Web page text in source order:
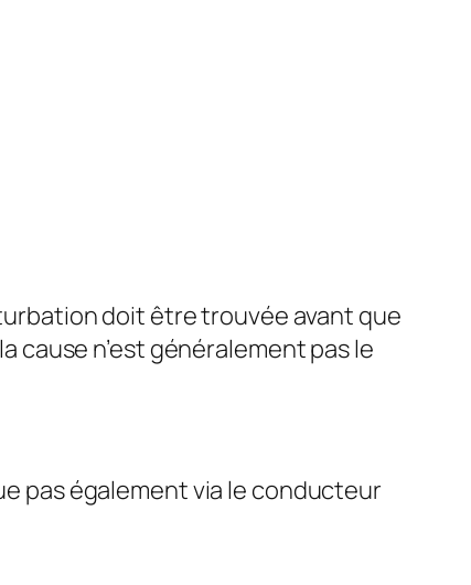
doit être trouvée avant que
cause n’est généralement pas le
pas également via le conducteur